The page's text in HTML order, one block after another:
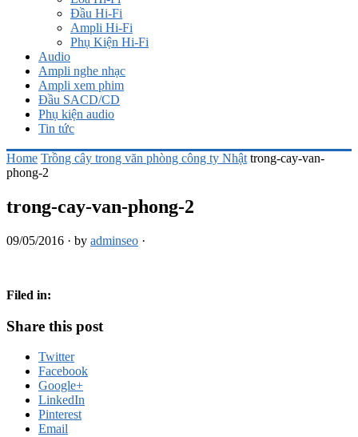
Đầu Hi-Fi
Ampli Hi-Fi
Phụ Kiện Hi-Fi
Audio
Ampli nghe nhạc
Ampli xem phim
Đầu SACD/CD
Phụ kiện audio
Tin tức
Home Trồng cây trong văn phòng công ty Nhật trong-cay-van-
phong-2
trong-cay-van-phong-2
09/05/2016 · by adminseo ·
Filed in:
Share this post
Twitter
Facebook
Google+
LinkedIn
Pinterest
Email